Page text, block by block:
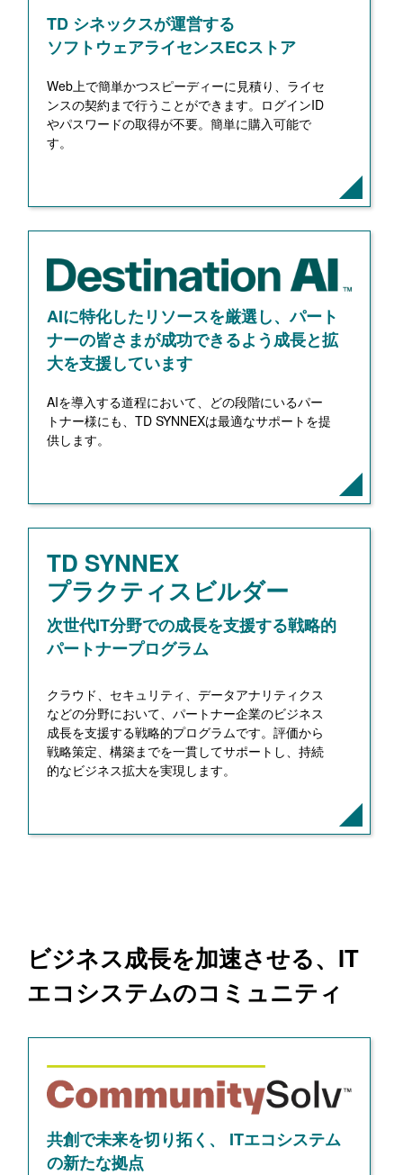
TD シネックスが運営する
ソフトウェアライセンスECストア
Web上で簡単かつスピーディーに見積り、ライセ
ンスの契約まで行うことができます。ログインID
やパスワードの取得が不要。簡単に購入可能で
す。
AIに特化したリソースを厳選し、パート
ナーの皆さまが成功できるよう成長と拡
大を支援しています
AIを導入する道程において、どの段階にいるパー
トナー様にも、TD SYNNEXは最適なサポートを提
供します。
TD SYNNEX
プラクティスビルダー
次世代IT分野での成長を支援する戦略的
パートナープログラム
クラウド、セキュリティ、データアナリティクス
などの分野において、パートナー企業のビジネス
成長を支援する戦略的プログラムです。評価から
戦略策定、構築までを一貫してサポートし、持続
的なビジネス拡大を実現します。
ビジネス成長を加速させる、IT
エコシステムのコミュニティ
共創で未来を切り拓く、 ITエコシステム
の新たな拠点